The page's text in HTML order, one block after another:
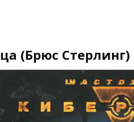
(Брюс Стерлинг)